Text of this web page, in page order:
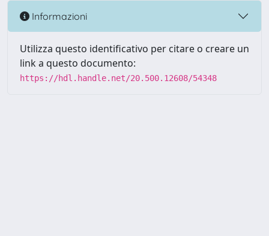
Informazioni
Utilizza questo identificativo per citare o creare un
link a questo documento:
https://hdl.handle.net/20.500.12608/54348